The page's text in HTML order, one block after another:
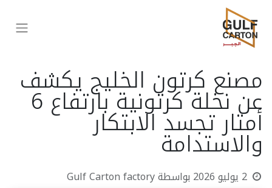
مصنع كرتون الخليج يكشف
عن نخلة كرتونية بارتفاع 6
أمتار تجسد الابتكار
والاستدامة
2 يوليو 2026 بواسطةGulf Carton factory